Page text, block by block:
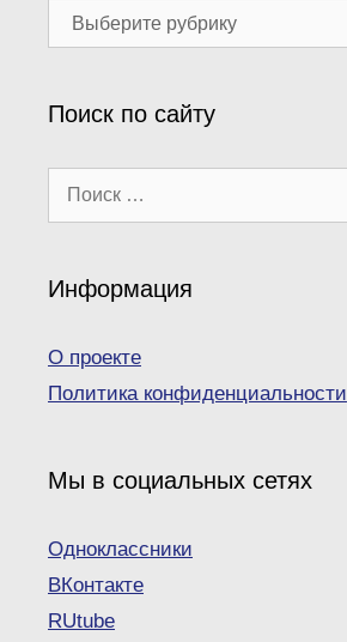
Наши
рубрики
Поиск по сайту
Поиск:
Информация
О проекте
Политика конфиденциальности
Мы в социальных сетях
Одноклассники
ВКонтакте
RUtube